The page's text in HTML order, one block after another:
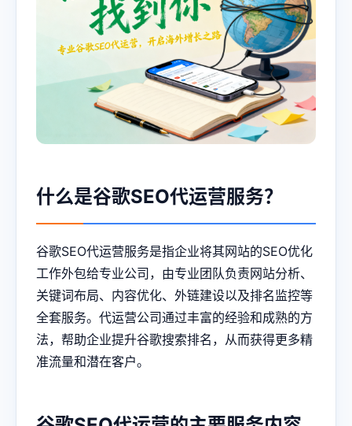
什么是谷歌SEO代运营服务？
谷歌SEO代运营服务是指企业将其网站的SEO优化
工作外包给专业公司，由专业团队负责网站分析、
关键词布局、内容优化、外链建设以及排名监控等
全套服务。代运营公司通过丰富的经验和成熟的方
法，帮助企业提升谷歌搜索排名，从而获得更多精
准流量和潜在客户。